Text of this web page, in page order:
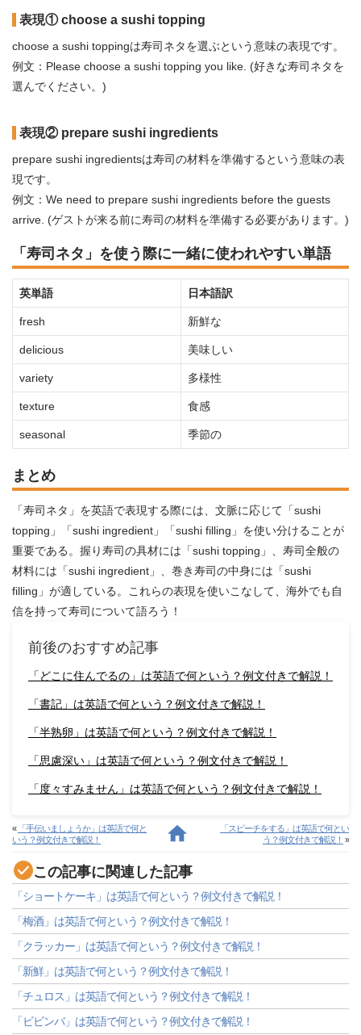
表現① choose a sushi topping
choose a sushi toppingは寿司ネタを選ぶという意味の表現です。
例文：Please choose a sushi topping you like. (好きな寿司ネタを
選んでください。)
表現② prepare sushi ingredients
prepare sushi ingredientsは寿司の材料を準備するという意味の表
現です。
例文：We need to prepare sushi ingredients before the guests
arrive. (ゲストが来る前に寿司の材料を準備する必要があります。)
「寿司ネタ」を使う際に一緒に使われやすい単語
英単語 日本語訳
fresh 新鮮な
delicious 美味しい
variety 多様性
texture 食感
seasonal 季節の
まとめ
「寿司ネタ」を英語で表現する際には、文脈に応じて「sushi
topping」「sushi ingredient」「sushi filling」を使い分けることが
重要である。握り寿司の具材には「sushi topping」、寿司全般の
材料には「sushi ingredient」、巻き寿司の中身には「sushi
filling」が適している。これらの表現を使いこなして、海外でも自
信を持って寿司について語ろう！
前後のおすすめ記事
「どこに住んでるの」は英語で何という？例文付きで解説！
「書記」は英語で何という？例文付きで解説！
「半熟卵」は英語で何という？例文付きで解説！
「思慮深い」は英語で何という？例文付きで解説！
「度々すみません」は英語で何という？例文付きで解説！
« 「手伝いましょうか」は英語で何と
いう？例文付きで解説！
「スピーチをする」は英語で何とい
う？例文付きで解説！ »
この記事に関連した記事
「ショートケーキ」は英語で何という？例文付きで解説！
「梅酒」は英語で何という？例文付きで解説！
「クラッカー」は英語で何という？例文付きで解説！
「新鮮」は英語で何という？例文付きで解説！
「チュロス」は英語で何という？例文付きで解説！
「ビビンバ」は英語で何という？例文付きで解説！